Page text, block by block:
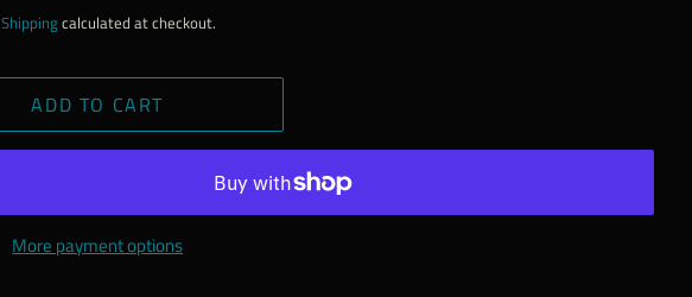
Shippingcalculated at checkout.
ADD TO CART
More payment options